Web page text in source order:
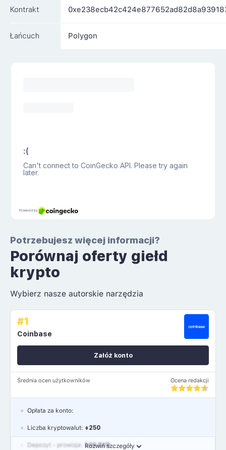
Kontrakt
Łańcuch Polygon
Potrzebujesz więcej informacji?
Porównaj oferty giełd
krypto
Wybierz nasze autorskie narzędzia
#1
Coinbase
Średnia ocen użytkowników Ocena redakcji
Załóż konto
Rozwiń szczegóły
Opłata za konto:
Liczba kryptowalut: +250
Depozyt - prowizja: 1.99 EUR